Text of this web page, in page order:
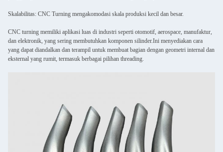
Skalabilitas: CNC Turning mengakomodasi skala produksi kecil dan besar.
CNC turning memiliki aplikasi luas di industri seperti otomotif, aerospace, manufaktur,
dan elektronik, yang sering membutuhkan komponen silinder.Ini menyediakan cara
yang dapat diandalkan dan terampil untuk membuat bagian dengan geometri internal dan
eksternal yang rumit, termasuk berbagai pilihan threading.